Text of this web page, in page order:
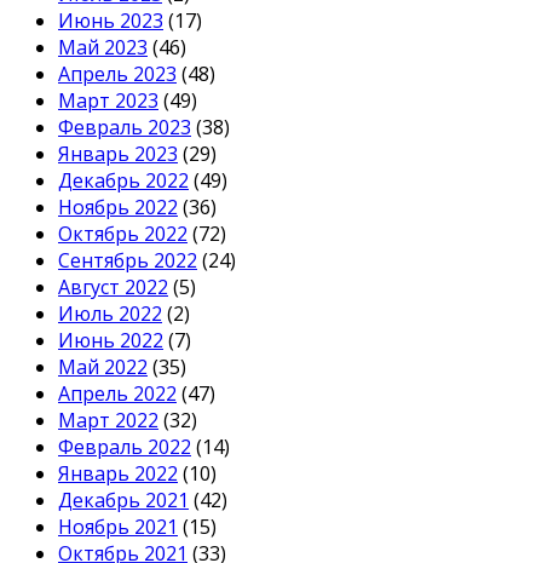
Июнь 2023 (17)
Май 2023 (46)
Апрель 2023 (48)
Март 2023 (49)
Февраль 2023 (38)
Январь 2023 (29)
Декабрь 2022 (49)
Ноябрь 2022 (36)
Октябрь 2022 (72)
Сентябрь 2022 (24)
Август 2022 (5)
Июль 2022 (2)
Июнь 2022 (7)
Май 2022 (35)
Апрель 2022 (47)
Март 2022 (32)
Февраль 2022 (14)
Январь 2022 (10)
Декабрь 2021 (42)
Ноябрь 2021 (15)
Октябрь 2021 (33)